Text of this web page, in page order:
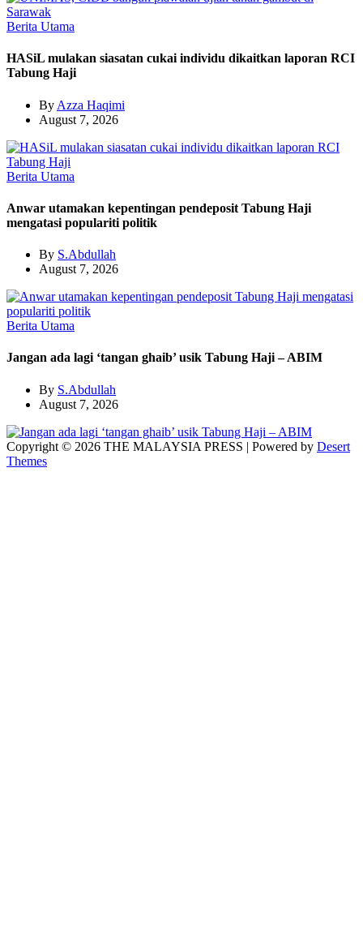
Berita Utama
HASiL mulakan siasatan cukai individu dikaitkan laporan RCI
Tabung Haji
By Azza Haqimi
August 7, 2026
Berita Utama
Anwar utamakan kepentingan pendeposit Tabung Haji
mengatasi populariti politik
By S.Abdullah
August 7, 2026
Berita Utama
Jangan ada lagi ‘tangan ghaib’ usik Tabung Haji – ABIM
By S.Abdullah
August 7, 2026
Copyright © 2026 THE MALAYSIA PRESS | Powered by Desert
Themes